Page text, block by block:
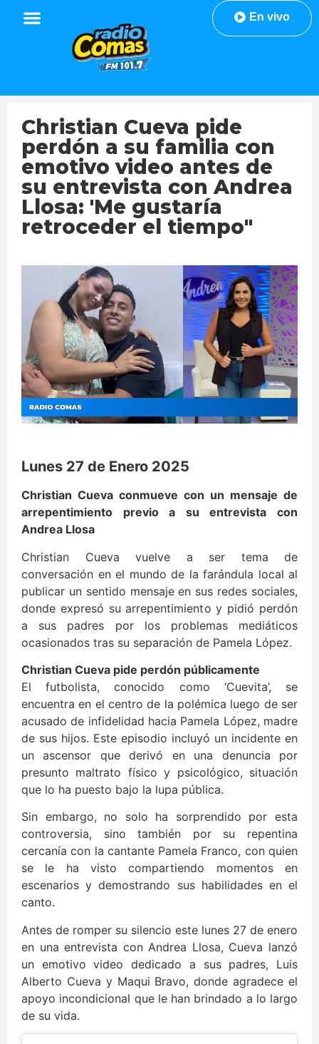
En vivo
Christian Cueva pide
perdón a su familia con
emotivo video antes de
su entrevista con Andrea
Llosa: 'Me gustaría
retroceder el tiempo"
Lunes 27 de Enero 2025
Christian Cueva conmueve con un mensaje de
arrepentimiento previo a su entrevista con
Andrea Llosa
Christian Cueva vuelve a ser tema de
conversación en el mundo de la farándula local al
publicar un sentido mensaje en sus redes sociales,
donde expresó su arrepentimiento y pidió perdón
a sus padres por los problemas mediáticos
ocasionados tras su separación de Pamela López.
Christian Cueva pide perdón públicamente
El futbolista, conocido como ‘Cuevita’, se
encuentra en el centro de la polémica luego de ser
acusado de infidelidad hacia Pamela López, madre
de sus hijos. Este episodio incluyó un incidente en
un ascensor que derivó en una denuncia por
presunto maltrato físico y psicológico, situación
que lo ha puesto bajo la lupa pública.
Sin embargo, no solo ha sorprendido por esta
controversia, sino también por su repentina
cercanía con la cantante Pamela Franco, con quien
se le ha visto compartiendo momentos en
escenarios y demostrando sus habilidades en el
canto.
Antes de romper su silencio este lunes 27 de enero
en una entrevista con Andrea Llosa, Cueva lanzó
un emotivo video dedicado a sus padres, Luis
Alberto Cueva y Maqui Bravo, donde agradece el
apoyo incondicional que le han brindado a lo largo
de su vida.